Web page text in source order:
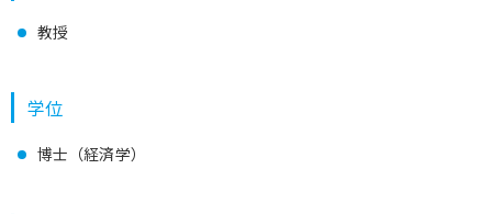
教授
学位
博士（経済学）